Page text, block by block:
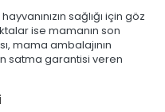
sağlığı için göz
ise mamanın son
mama ambalajının
satma garantisi veren